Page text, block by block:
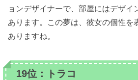
ョンデザイナーで、部屋にはデザイ
あります。この夢は、彼女の個性を
ありますね。
19位：トラコ